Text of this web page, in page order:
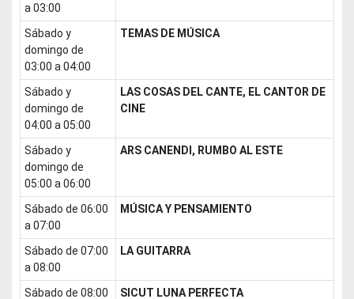
a 03:00
sábado y
domingo de
03:00 a 04:00
TEMAS DE MÚSICA
sábado y
domingo de
04:00 a 05:00
LAS COSAS DEL CANTE, EL CANTOR DE
CINE
sábado y
domingo de
05:00 a 06:00
ARS CANENDI, RUMBO AL ESTE
sábado de 06:00
a 07:00
MÚSICA Y PENSAMIENTO
sábado de 07:00
a 08:00
LA GUITARRA
sábado de 08:00
SICUT LUNA PERFECTA